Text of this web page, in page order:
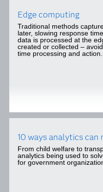
Edge computing
Traditional methods
later, slowing response
data is processed at the
created or collected –
time processing and action.
10 ways analytics
From child welfare to
analytics being used to
for government